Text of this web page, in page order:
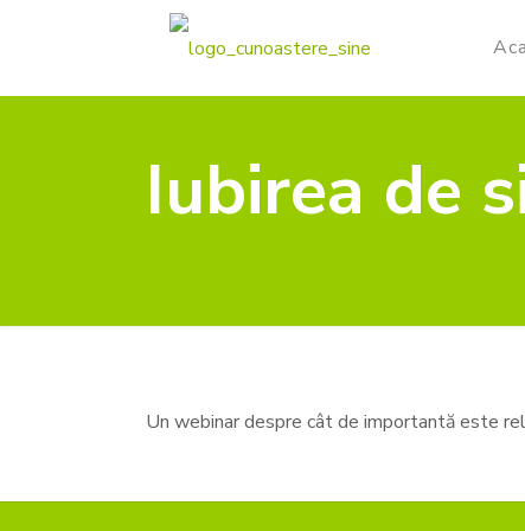
Iubirea de
Un webinar despre cât de importantă este